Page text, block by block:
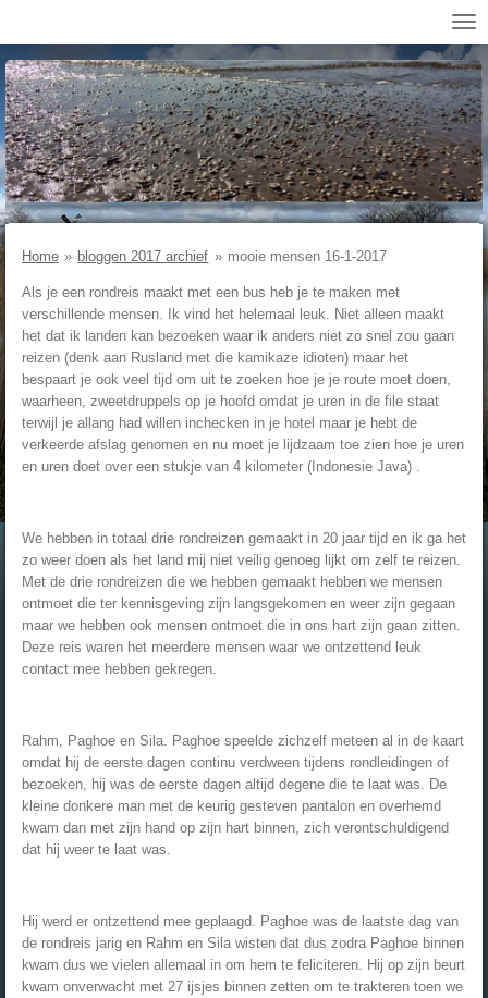
direct
naar
de
hoofdinhoud
Home » bloggen 2017 archief » mooie mensen 16-1-2017
Als je een rondreis maakt met een bus heb je te maken met
verschillende mensen. Ik vind het helemaal leuk. Niet alleen maakt
het dat ik landen kan bezoeken waar ik anders niet zo snel zou gaan
reizen (denk aan Rusland met die kamikaze idioten) maar het
bespaart je ook veel tijd om uit te zoeken hoe je je route moet doen,
waarheen, zweetdruppels op je hoofd omdat je uren in de file staat
terwijl je allang had willen inchecken in je hotel maar je hebt de
verkeerde afslag genomen en nu moet je lijdzaam toe zien hoe je uren
en uren doet over een stukje van 4 kilometer (Indonesie Java) .
We hebben in totaal drie rondreizen gemaakt in 20 jaar tijd en ik ga het
zo weer doen als het land mij niet veilig genoeg lijkt om zelf te reizen.
Met de drie rondreizen die we hebben gemaakt hebben we mensen
ontmoet die ter kennisgeving zijn langsgekomen en weer zijn gegaan
maar we hebben ook mensen ontmoet die in ons hart zijn gaan zitten.
Deze reis waren het meerdere mensen waar we ontzettend leuk
contact mee hebben gekregen.
Rahm, Paghoe en Sila. Paghoe speelde zichzelf meteen al in de kaart
omdat hij de eerste dagen continu verdween tijdens rondleidingen of
bezoeken, hij was de eerste dagen altijd degene die te laat was. De
kleine donkere man met de keurig gesteven pantalon en overhemd
kwam dan met zijn hand op zijn hart binnen, zich verontschuldigend
dat hij weer te laat was.
Hij werd er ontzettend mee geplaagd. Paghoe was de laatste dag van
de rondreis jarig en Rahm en Sila wisten dat dus zodra Paghoe binnen
kwam dus we vielen allemaal in om hem te feliciteren. Hij op zijn beurt
kwam onverwacht met 27 ijsjes binnen zetten om te trakteren toen we